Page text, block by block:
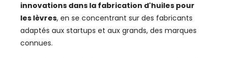
innovations dans la fabrication d'huiles pour
les lèvres, en se concentrant sur des fabricants
adaptés aux startups et aux grands, des marques
connues.